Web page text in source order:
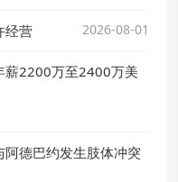
经营 2026-08-01
薪2200万至2400万美
德巴约发生肢体冲突